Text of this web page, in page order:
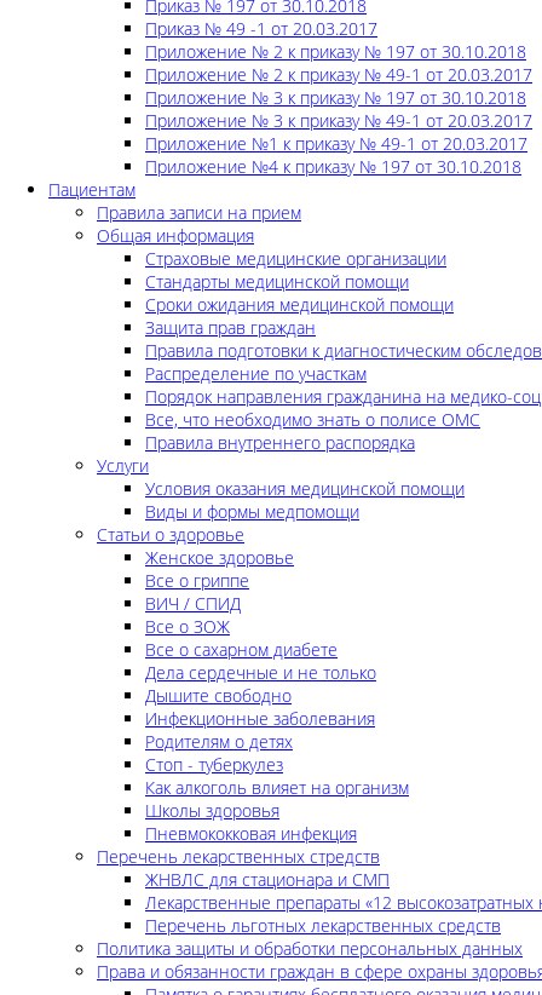
Приказ № 197 от 30.10.2018
Приказ № 49 -1 от 20.03.2017
Приложение № 2 к приказу № 197 от 30.10.2018
Приложение № 2 к приказу № 49-1 от 20.03.2017
Приложение № 3 к приказу № 197 от 30.10.2018
Приложение № 3 к приказу № 49-1 от 20.03.2017
Приложение №1 к приказу № 49-1 от 20.03.2017
Приложение №4 к приказу № 197 от 30.10.2018
Пациентам
Правила записи на прием
Общая информация
Страховые медицинские организации
Стандарты медицинской помощи
Сроки ожидания медицинской помощи
Защита прав граждан
Правила подготовки к диагностическим
Распределение по участкам
Порядок направления гражданина на медико-
Все, что необходимо знать о полисе ОМС
Правила внутреннего распорядка
Услуги
Условия оказания медицинской помощи
Виды и формы медпомощи
Статьи о здоровье
Женское здоровье
Все о гриппе
ВИЧ / СПИД
Все о ЗОЖ
Все о сахарном диабете
Дела сердечные и не только
Дышите свободно
Инфекционные заболевания
Родителям о детях
Стоп - туберкулез
Как алкоголь влияет на организм
Школы здоровья
Пневмококковая инфекция
Перечень лекарственных стредств
ЖНВЛС для стационара и СМП
Лекарственные препараты «12 высокозатратных
Перечень льготных лекарственных средств
Политика защиты и обработки персональных данных
Права и обязанности граждан в сфере охраны